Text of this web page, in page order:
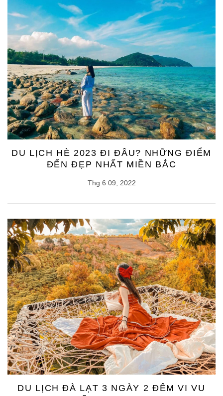
DU LỊCH HÈ 2023 ĐI ĐÂU? NHỮNG ĐIỂM
ĐẾN ĐẸP NHẤT MIỀN BẮC
Thg 6 09, 2022
DU LỊCH ĐÀ LẠT 3 NGÀY 2 ĐÊM VI VU